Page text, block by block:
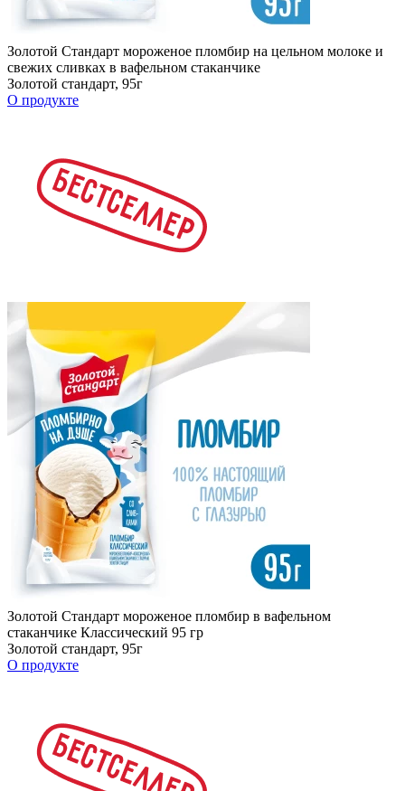
Золотой Стандарт мороженое пломбир на цельном молоке и
свежих сливках в вафельном стаканчике
Золотой стандарт, 95г
О продукте
Золотой Стандарт мороженое пломбир в вафельном
стаканчике Классический 95 гр
Золотой стандарт, 95г
О продукте